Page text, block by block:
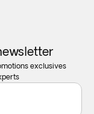
exclusives